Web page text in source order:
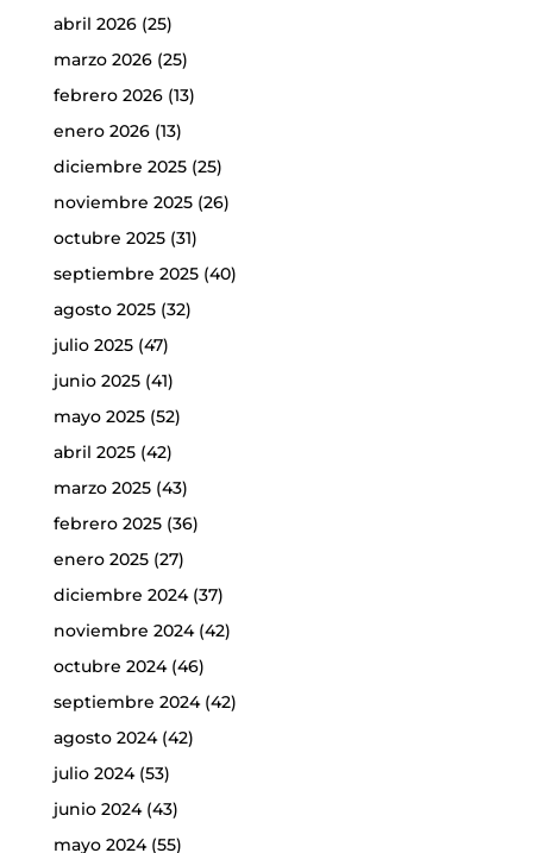
abril 2026(25)
marzo 2026(25)
febrero 2026(13)
enero 2026(13)
diciembre 2025(25)
noviembre 2025(26)
octubre 2025(31)
septiembre 2025(40)
agosto 2025(32)
julio 2025(47)
junio 2025(41)
mayo 2025(52)
abril 2025(42)
marzo 2025(43)
febrero 2025(36)
enero 2025(27)
diciembre 2024(37)
noviembre 2024(42)
octubre 2024(46)
septiembre 2024(42)
agosto 2024(42)
julio 2024(53)
junio 2024(43)
mayo 2024(55)